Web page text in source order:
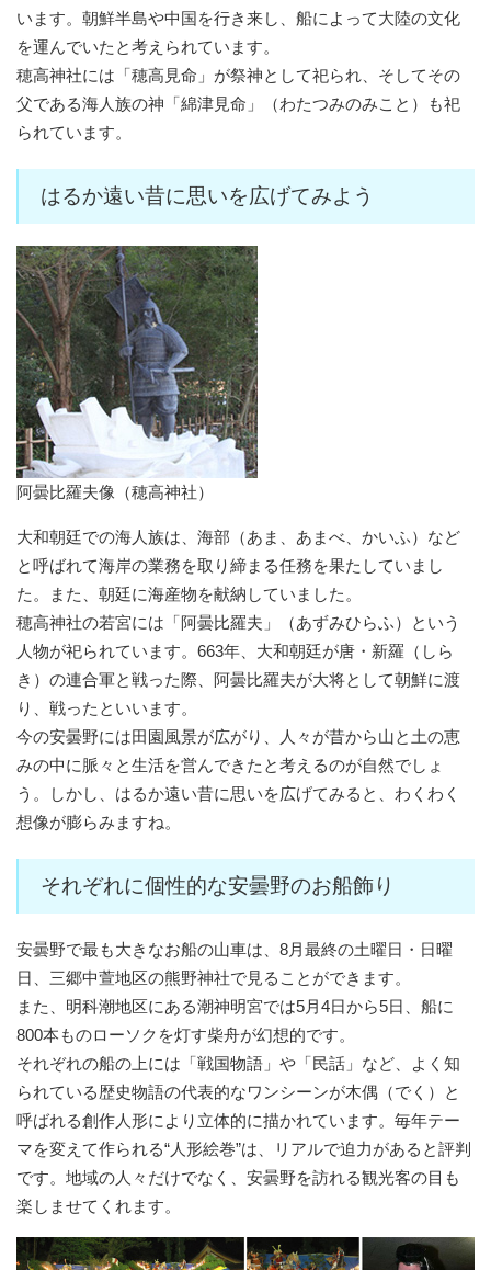
います。朝鮮半島や中国を行き来し、船によって大陸の文化
を運んでいたと考えられています。
穂高神社には「穂高見命」が祭神として祀られ、そしてその
父である海人族の神「綿津見命」（わたつみのみこと）も祀
られています。
はるか遠い昔に思いを広げてみよう
阿曇比羅夫像（穂高神社）
大和朝廷での海人族は、海部（あま、あまべ、かいふ）など
と呼ばれて海岸の業務を取り締まる任務を果たしていまし
た。また、朝廷に海産物を献納していました。
穂高神社の若宮には「阿曇比羅夫」（あずみひらふ）という
人物が祀られています。663年、大和朝廷が唐・新羅（しら
き）の連合軍と戦った際、阿曇比羅夫が大将として朝鮮に渡
り、戦ったといいます。
今の安曇野には田園風景が広がり、人々が昔から山と土の恵
みの中に脈々と生活を営んできたと考えるのが自然でしょ
う。しかし、はるか遠い昔に思いを広げてみると、わくわく
想像が膨らみますね。
それぞれに個性的な安曇野のお船飾り
安曇野で最も大きなお船の山車は、8月最終の土曜日・日曜
日、三郷中萱地区の熊野神社で見ることができます。
また、明科潮地区にある潮神明宮では5月4日から5日、船に
800本ものローソクを灯す柴舟が幻想的です。
それぞれの船の上には「戦国物語」や「民話」など、よく知
られている歴史物語の代表的なワンシーンが木偶（でく）と
呼ばれる創作人形により立体的に描かれています。毎年テー
マを変えて作られる“人形絵巻”は、リアルで迫力があると評判
です。地域の人々だけでなく、安曇野を訪れる観光客の目も
楽しませてくれます。